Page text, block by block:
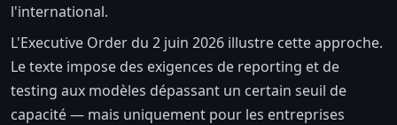
l'international.
L'Executive Order du 2 juin 2026 illustre cette approche.
Le texte impose des exigences de reporting et de
testing aux modèles dépassant un certain seuil de
capacité — mais uniquement pour les entreprises